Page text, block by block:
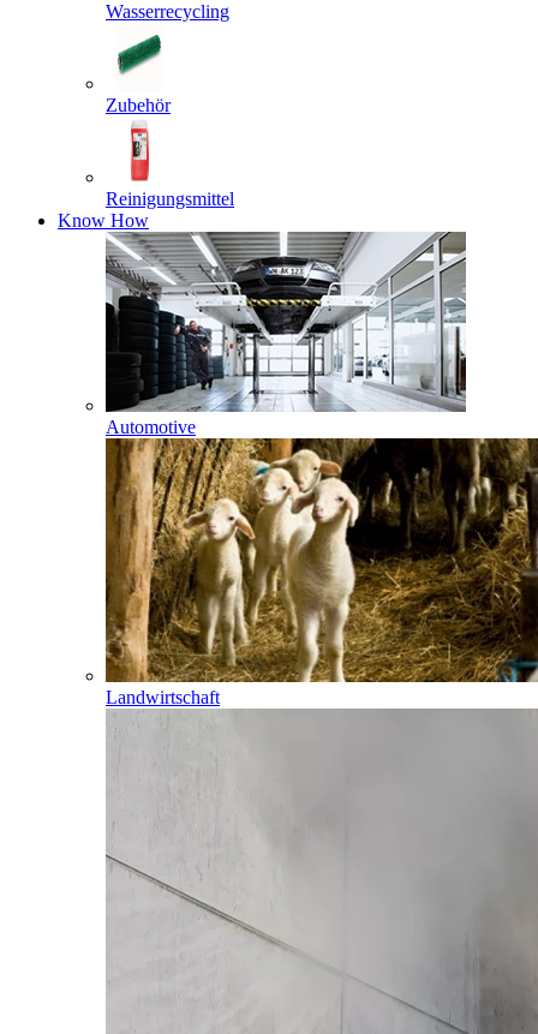
Wasserrecycling
Zubehör
Reinigungsmittel
Know How
Automotive
Landwirtschaft